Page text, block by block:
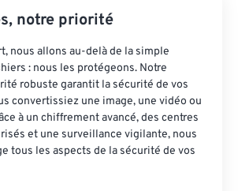
notre priorité
nous allons au-delà de la simple
: nous les protégeons. Notre
robuste garantit la sécurité de vos
convertissiez une image, une vidéo ou
à un chiffrement avancé, des centres
et une surveillance vigilante, nous
tous les aspects de la sécurité de vos